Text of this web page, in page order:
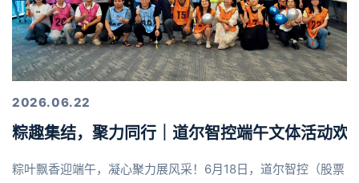
2026.06.22
粽趣集结，聚力同行｜道尔智控端午文体活动欢
粽叶飘香迎端午，凝心聚力展风采！6月18日，道尔智控（股票